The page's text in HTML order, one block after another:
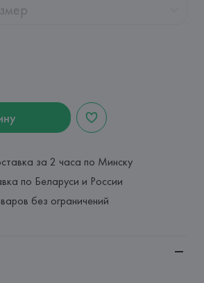
за 2 часа по Минску
по Беларуси и России
без ограничений